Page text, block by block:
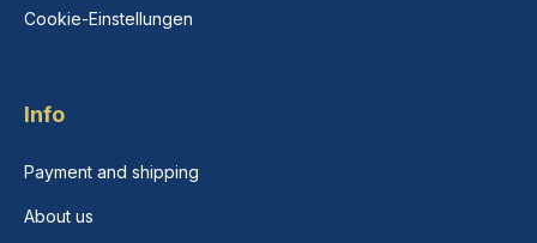
Cookie-Einstellungen
Info
Payment and shipping
About us